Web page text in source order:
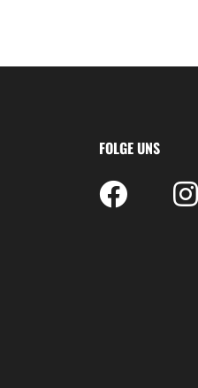
FOLGE UNS